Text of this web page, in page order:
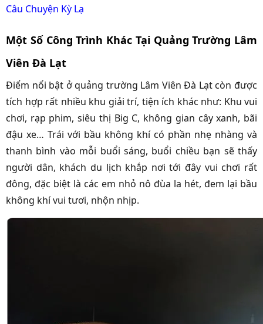
Câu Chuyện Kỳ Lạ
Một Số Công Trình Khác Tại Quảng Trường Lâm
Viên Đà Lạt
Điểm nổi bật ở quảng trường Lâm Viên Đà Lạt còn được
tích hợp rất nhiều khu giải trí, tiện ích khác như: Khu vui
chơi, rạp phim, siêu thị Big C, không gian cây xanh, bãi
đậu xe… Trái với bầu không khí có phần nhẹ nhàng và
thanh bình vào mỗi buổi sáng, buổi chiều bạn sẽ thấy
người dân, khách du lịch khắp nơi tới đây vui chơi rất
đông, đặc biệt là các em nhỏ nô đùa la hét, đem lại bầu
không khí vui tươi, nhộn nhịp.